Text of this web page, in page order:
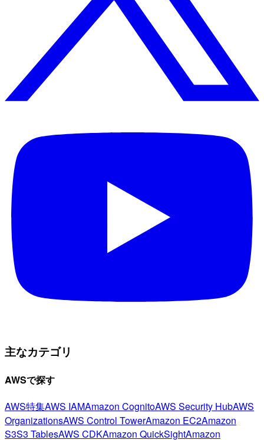
主なカテゴリ
AWSで探す
AWS特集AWS IAMAmazon CognitoAWS Security HubAWS
OrganizationsAWS Control TowerAmazon EC2Amazon
S3S3 TablesAWS CDKAmazon QuickSightAmazon